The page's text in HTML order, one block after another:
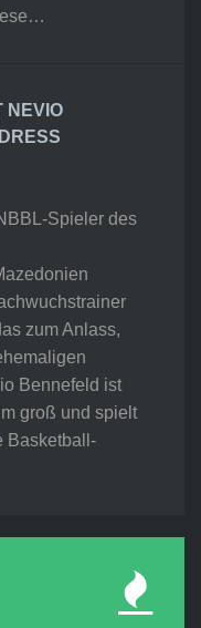
NEVIO
Spieler des
zum Anlass,
Bennefeld ist
groß und spielt
Basketball-